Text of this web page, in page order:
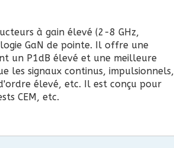
à gain élevé (2-8 GHz,
GaN de pointe. Il offre une
un P1dB élevé et une meilleure
les signaux continus, impulsionnels,
élevé, etc. Il est conçu pour
CEM, etc.